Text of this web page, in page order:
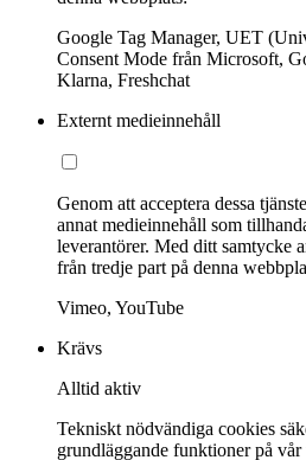
Google Tag Manager, UET
Consent Mode från Microsoft,
Klarna, Freshchat
Externt medieinnehåll
Genom att acceptera dessa
annat medieinnehåll som
leverantörer. Med ditt samtycke
från tredje part på denna
Vimeo, YouTube
Krävs
Alltid aktiv
Tekniskt nödvändiga cookies
grundläggande funktioner på